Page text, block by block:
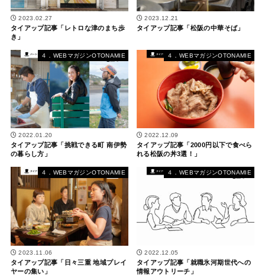
2023.02.27
タイアップ記事「レトロな津のまち歩
き」
2023.12.21
タイアップ記事「松阪の中華そば」
４．WEBマガジンOTONAMIE
2022.01.20
タイアップ記事「挑戦できる町 南伊勢
の暮らし方」
４．WEBマガジンOTONAMIE
2022.12.09
タイアップ記事「2000円以下で食べら
れる松阪の丼3選！」
４．WEBマガジンOTONAMIE
2023.11.06
タイアップ記事「日々三重 地域プレイ
ヤーの集い」
４．WEBマガジンOTONAMIE
2022.12.05
タイアップ記事「就職氷河期世代への
情報アウトリーチ」